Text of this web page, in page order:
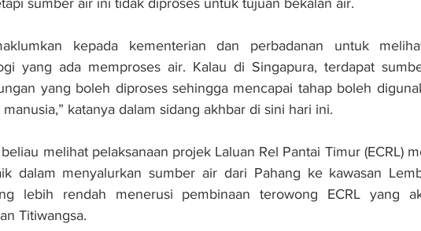
sumber air ini tidak diproses untuk tujuan bekalan air.
kepada kementerian dan perbadanan untuk
yang ada memproses air. Kalau di Singapura, terdapat
yang boleh diproses sehingga mencapai tahap boleh
katanya dalam sidang akhbar di sini hari ini.
melihat pelaksanaan projek Laluan Rel Pantai Timur (ECRL)
dalam menyalurkan sumber air dari Pahang ke kawasan
lebih rendah menerusi pembinaan terowong ECRL yang
Titiwangsa.